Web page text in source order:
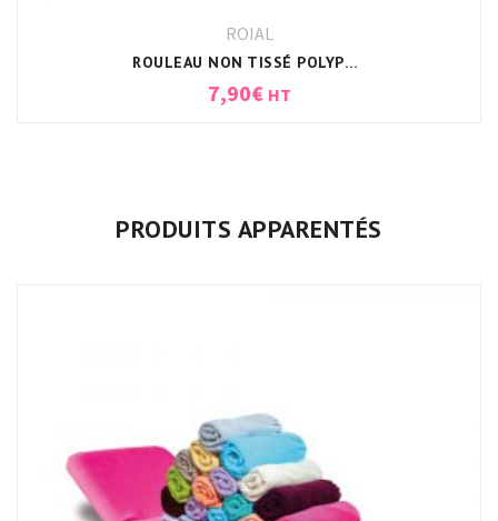
ROIAL
ROULEAU NON TISSÉ POLYPROPYLÈNE 70CM
7,90€ HT
PRODUITS APPARENTÉS